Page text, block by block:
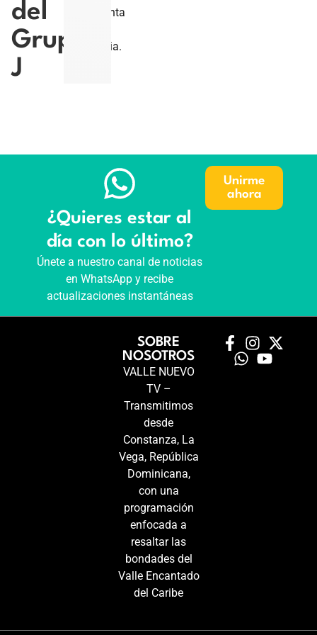
del
Grupo
J
enfrenta
Austria.
¿Quieres estar al
día con lo último?
Únete a nuestro canal de noticias
en WhatsApp y recibe
actualizaciones instantáneas
Unirme
ahora
SOBRE
NOSOTROS
VALLE NUEVO
TV –
Transmitimos
desde
Constanza, La
Vega, República
Dominicana,
con una
programación
enfocada a
resaltar las
bondades del
Valle Encantado
del Caribe